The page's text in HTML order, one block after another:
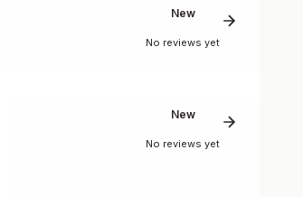
New
No reviews yet
New
No reviews yet